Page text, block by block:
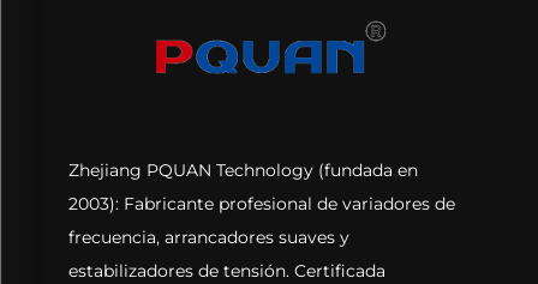
Zhejiang PQUAN Technology (fundada en
2003): Fabricante profesional de variadores de
frecuencia, arrancadores suaves y
estabilizadores de tensión. Certificada